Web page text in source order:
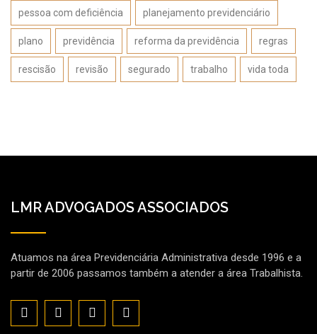
pessoa com deficiência planejamento previdenciário
plano previdência reforma da previdência regras
rescisão revisão segurado trabalho vida toda
LMR ADVOGADOS ASSOCIADOS
Atuamos na área Previdenciária Administrativa desde 1996 e a
partir de 2006 passamos também a atender a área Trabalhista.